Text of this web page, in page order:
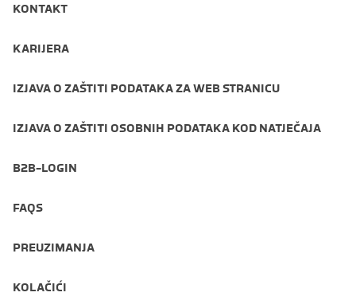
KONTAKT
KARIJERA
IZJAVA O ZAŠTITI PODATAKA ZA WEB STRANICU
IZJAVA O ZAŠTITI OSOBNIH PODATAKA KOD NATJEČAJA
B2B-LOGIN
FAQS
PREUZIMANJA
KOLAČIĆI